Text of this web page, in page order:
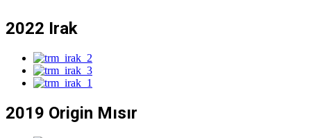
2022 Irak
2019 Origin Mısır